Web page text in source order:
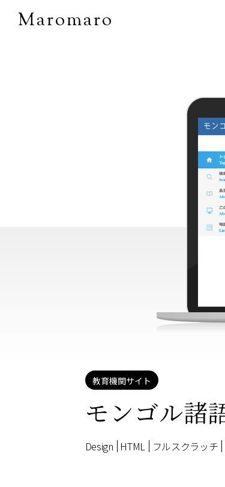
Maromaro
教育機関サイト
モンゴル諸
Design HTML フルスクラッチ